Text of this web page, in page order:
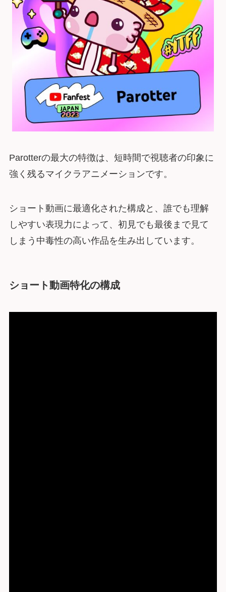
Parotterの最大の特徴は、短時間で視聴者の印象に
強く残るマイクラアニメーションです。
ショート動画に最適化された構成と、誰でも理解
しやすい表現力によって、初見でも最後まで見て
しまう中毒性の高い作品を生み出しています。
ショート動画特化の構成